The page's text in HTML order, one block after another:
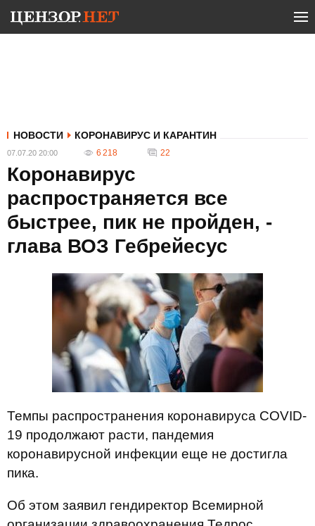
НОВОСТИ КОРОНАВИРУС И КАРАНТИН
07.07.20 20:00 6 218 22
Коронавирус
распространяется все
быстрее, пик не пройден, -
глава ВОЗ Гебрейесус
Темпы распространения коронавируса COVID-
19 продолжают расти, пандемия
коронавирусной инфекции еще не достигла
пика.
Об этом заявил гендиректор Всемирной